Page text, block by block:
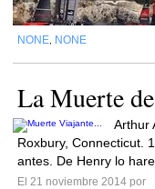
NONE NONE
La Muerte
Arthur
Roxbury, Connecticut.
antes. De Henry lo
El 21 noviembre 2014 por